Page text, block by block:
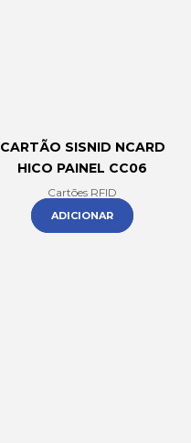
CARTÃO SISNID NCARD
HICO PAINEL CC06
Cartões RFID
ADICIONAR